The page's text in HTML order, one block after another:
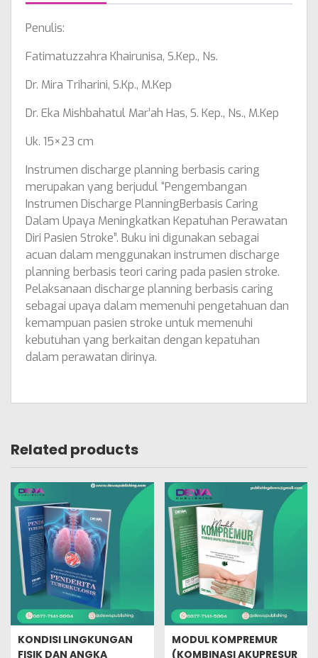
Penulis:
Fatimatuzzahra Khairunisa, S.Kep., Ns.
Dr. Mira Triharini, S.Kp., M.Kep
Dr. Eka Mishbahatul Mar’ah Has, S. Kep., Ns., M.Kep
Uk. 15×23 cm
Instrumen discharge planning berbasis caring
merupakan yang berjudul “Pengembangan
Instrumen Discharge PlanningBerbasis Caring
Dalam Upaya Meningkatkan Kepatuhan Perawatan
Diri Pasien Stroke”. Buku ini digunakan sebagai
acuan dalam menggunakan instrumen discharge
planning berbasis teori caring pada pasien stroke.
Pelaksanaan discharge planning berbasis caring
sebagai upaya dalam memenuhi pengetahuan dan
kemampuan pasien stroke untuk memenuhi
kebutuhan yang berkaitan dengan kepatuhan
dalam perawatan dirinya.
Related products
KONDISI LINGKUNGAN
FISIK DAN ANGKA
MODUL KOMPREMUR
(KOMBINASI AKUPRESUR